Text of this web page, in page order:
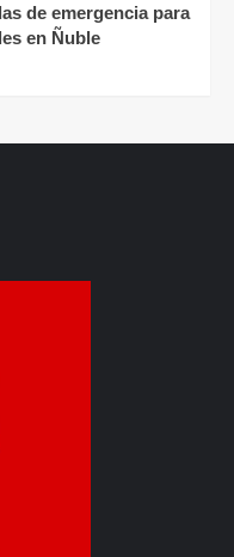
de emergencia para
en Ñuble